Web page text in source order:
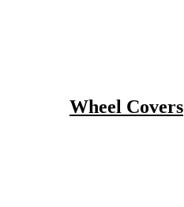
Wheel Covers